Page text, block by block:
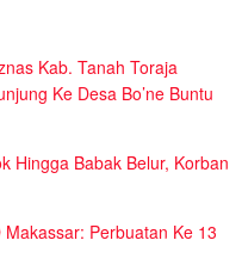
Kab. Tanah Toraja
Ke Desa Bo’ne Buntu
Hingga Babak Belur, Korban
Makassar: Perbuatan Ke 13